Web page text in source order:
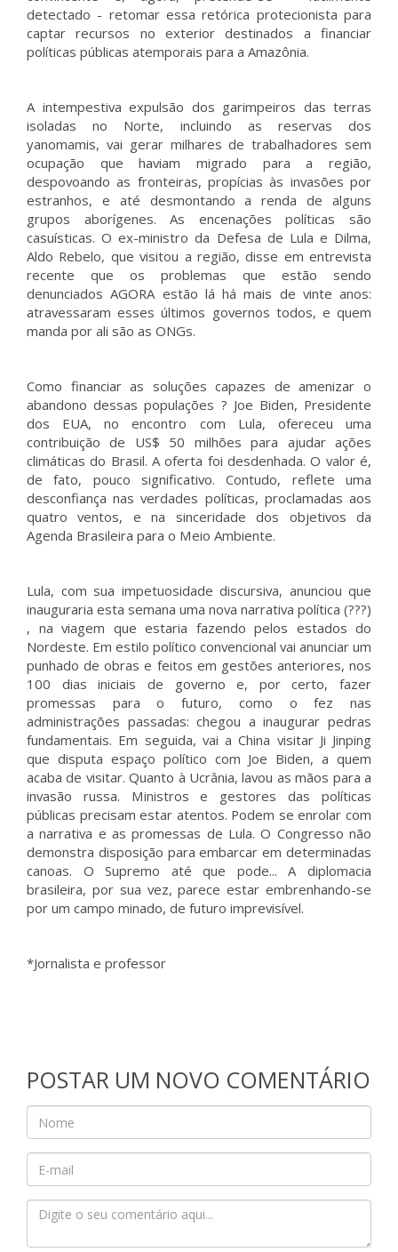
detectado - retomar essa retórica protecionista para
captar recursos no exterior destinados a financiar
políticas públicas atemporais para a Amazônia.
A intempestiva expulsão dos garimpeiros das terras
isoladas no Norte, incluindo as reservas dos
yanomamis, vai gerar milhares de trabalhadores sem
ocupação que haviam migrado para a região,
despovoando as fronteiras, propícias às invasões por
estranhos, e até desmontando a renda de alguns
grupos aborígenes. As encenações políticas são
casuísticas. O ex-ministro da Defesa de Lula e Dilma,
Aldo Rebelo, que visitou a região, disse em entrevista
recente que os problemas que estão sendo
denunciados AGORA estão lá há mais de vinte anos:
atravessaram esses últimos governos todos, e quem
manda por ali são as ONGs.
Como financiar as soluções capazes de amenizar o
abandono dessas populações ? Joe Biden, Presidente
dos EUA, no encontro com Lula, ofereceu uma
contribuição de US$ 50 milhões para ajudar ações
climáticas do Brasil. A oferta foi desdenhada. O valor é,
de fato, pouco significativo. Contudo, reflete uma
desconfiança nas verdades políticas, proclamadas aos
quatro ventos, e na sinceridade dos objetivos da
Agenda Brasileira para o Meio Ambiente.
Lula, com sua impetuosidade discursiva, anunciou que
inauguraria esta semana uma nova narrativa política (???)
, na viagem que estaria fazendo pelos estados do
Nordeste. Em estilo político convencional vai anunciar um
punhado de obras e feitos em gestões anteriores, nos
100 dias iniciais de governo e, por certo, fazer
promessas para o futuro, como o fez nas
administrações passadas: chegou a inaugurar pedras
fundamentais. Em seguida, vai a China visitar Ji Jinping
que disputa espaço político com Joe Biden, a quem
acaba de visitar. Quanto à Ucrânia, lavou as mãos para a
invasão russa. Ministros e gestores das políticas
públicas precisam estar atentos. Podem se enrolar com
a narrativa e as promessas de Lula. O Congresso não
demonstra disposição para embarcar em determinadas
canoas. O Supremo até que pode... A diplomacia
brasileira, por sua vez, parece estar embrenhando-se
por um campo minado, de futuro imprevisível.
*Jornalista e professor
POSTAR UM NOVO COMENTÁRIO